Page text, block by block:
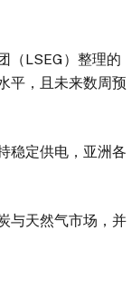
（LSEG）整理的
平，且未来数周预
稳定供电，亚洲各
与天然气市场，并